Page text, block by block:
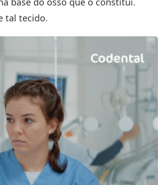
tal tecido.